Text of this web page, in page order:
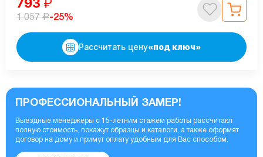
1 057₽-25%
Рассчитать цену«под ключ»
ПРОФЕССИОНАЛЬНЫЙ ЗАМЕР!
Выездные менеджеры с 15-летним стажем работы рассчитают
полную стоимость, покажут образцы и каталоги, а также оформят
договор на дому и примут оплату удобным для Вас способом.